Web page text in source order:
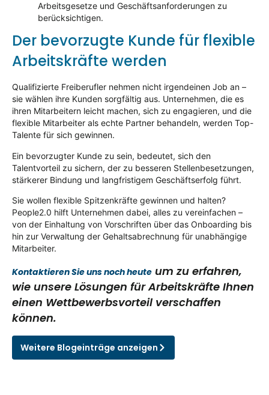
Arbeitsgesetze und Geschäftsanforderungen zu
berücksichtigen.
Der bevorzugte Kunde für flexible
Arbeitskräfte werden
Qualifizierte Freiberufler nehmen nicht irgendeinen Job an –
sie wählen ihre Kunden sorgfältig aus. Unternehmen, die es
ihren Mitarbeitern leicht machen, sich zu engagieren, und die
flexible Mitarbeiter als echte Partner behandeln, werden Top-
Talente für sich gewinnen.
Ein bevorzugter Kunde zu sein, bedeutet, sich den
Talentvorteil zu sichern, der zu besseren Stellenbesetzungen,
stärkerer Bindung und langfristigem Geschäftserfolg führt.
Sie wollen flexible Spitzenkräfte gewinnen und halten?
People2.0 hilft Unternehmen dabei, alles zu vereinfachen –
von der Einhaltung von Vorschriften über das Onboarding bis
hin zur Verwaltung der Gehaltsabrechnung für unabhängige
Mitarbeiter.
Kontaktieren Sie uns noch heute um zu erfahren,
wie unsere Lösungen für Arbeitskräfte Ihnen
einen Wettbewerbsvorteil verschaffen
können.
Weitere Blogeinträge anzeigen